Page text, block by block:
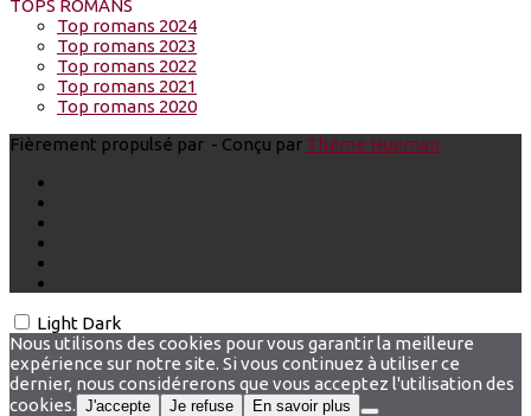
TOPS ROMANS
Top romans 2024
Top romans 2023
Top romans 2022
Top romans 2021
Top romans 2020
Fièrement propulsé par - Conçu par Thème Hueman
Light Dark
Nous utilisons des cookies pour vous garantir la meilleure
expérience sur notre site. Si vous continuez à utiliser ce
dernier, nous considérerons que vous acceptez l'utilisation des
cookies. J'accepte Je refuse En savoir plus